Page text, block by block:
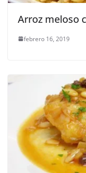
Arroz meloso
febrero 16, 2019